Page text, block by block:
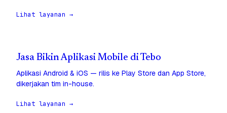
Lihat layanan →
Jasa Bikin Aplikasi Mobile di Tebo
Aplikasi Android & iOS — rilis ke Play Store dan App Store,
dikerjakan tim in-house.
Lihat layanan →